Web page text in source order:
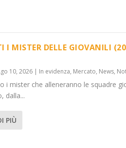
I MISTER DELLE GIOVANILI
10, 2026| In evidenza, Mercato, News,
i mister che alleneranno le squadre
dalla...
PIÙ